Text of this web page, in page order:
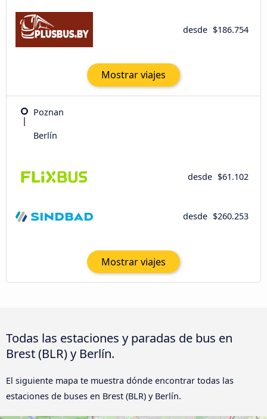
desde $186.754
Mostrar viajes
Poznan
Berlín
desde $61.102
desde $260.253
Mostrar viajes
Todas las estaciones y paradas de bus en
Brest (BLR) y Berlín.
El siguiente mapa te muestra dónde encontrar todas las
estaciones de buses en Brest (BLR) y Berlín.